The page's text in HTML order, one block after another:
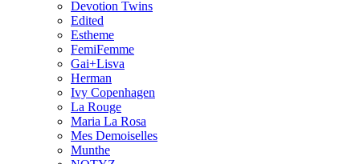
Devotion Twins
Edited
Estheme
FemiFemme
Gai+Lisva
Herman
Ivy Copenhagen
La Rouge
Maria La Rosa
Mes Demoiselles
Munthe